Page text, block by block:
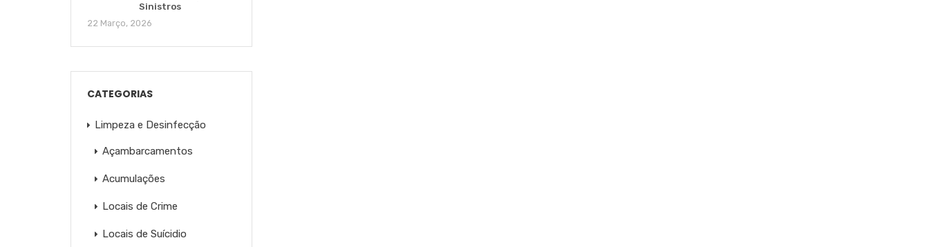
Sinistros
22 Março, 2026
CATEGORIAS
Limpeza e Desinfecção
Açambarcamentos
Acumulações
Locais de Crime
Locais de Suícidio